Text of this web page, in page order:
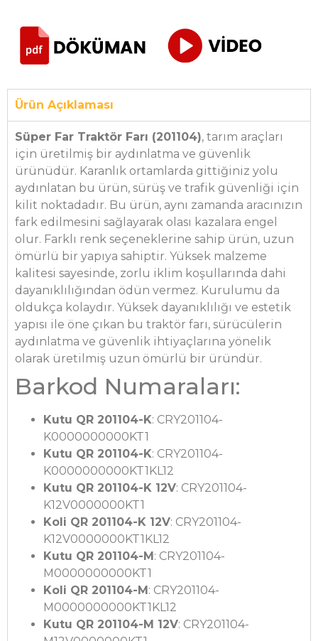
Ürün Açıklaması
Süper Far Traktör Farı (201104), tarım araçları
için üretilmiş bir aydınlatma ve güvenlik
ürünüdür. Karanlık ortamlarda gittiğiniz yolu
aydınlatan bu ürün, sürüş ve trafik güvenliği için
kilit noktadadır. Bu ürün, aynı zamanda aracınızın
fark edilmesini sağlayarak olası kazalara engel
olur. Farklı renk seçeneklerine sahip ürün, uzun
ömürlü bir yapıya sahiptir. Yüksek malzeme
kalitesi sayesinde, zorlu iklim koşullarında dahi
dayanıklılığından ödün vermez. Kurulumu da
oldukça kolaydır. Yüksek dayanıklılığı ve estetik
yapısı ile öne çıkan bu traktör farı, sürücülerin
aydınlatma ve güvenlik ihtiyaçlarına yönelik
olarak üretilmiş uzun ömürlü bir üründür.
Barkod Numaraları:
Kutu QR 201104-K: CRY201104-
K0000000000KT1
Kutu QR 201104-K: CRY201104-
K0000000000KT1KL12
Kutu QR 201104-K 12V: CRY201104-
K12V0000000KT1
Koli QR 201104-K 12V: CRY201104-
K12V0000000KT1KL12
Kutu QR 201104-M : CRY201104-
M0000000000KT1
Koli QR 201104-M : CRY201104-
M0000000000KT1KL12
Kutu QR 201104-M 12V: CRY201104-